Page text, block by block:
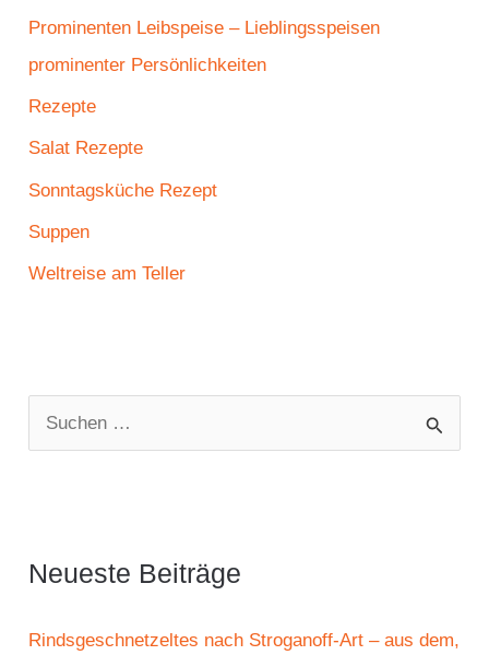
Prominenten Leibspeise – Lieblingsspeisen
prominenter Persönlichkeiten
Rezepte
Salat Rezepte
Sonntagsküche Rezept
Suppen
Weltreise am Teller
u
e
n
Neueste Beiträge
Rindsgeschnetzeltes nach Stroganoff-Art – aus dem,